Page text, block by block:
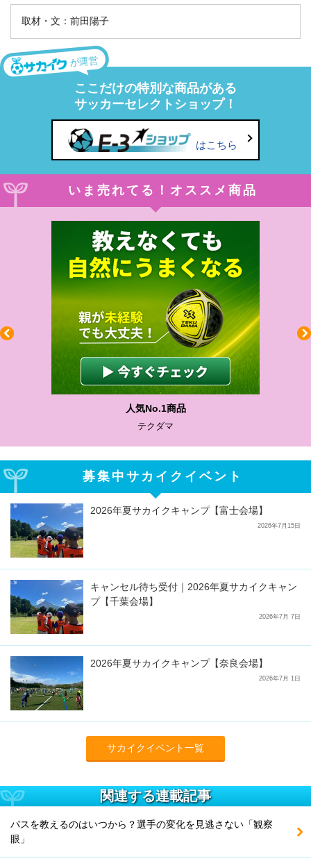
取材・文：前田陽子
が運営
ここだけの特別な商品がある
サッカーセレクトショップ！
はこちら
いま売れてる！オススメ商品
わかりやすい質問に沿って書ける
サカイクサッカーノート
募集中サカイクイベント
2026年夏サカイクキャンプ【富士会場】
2026年7月15日
キャンセル待ち受付｜2026年夏サカイクキャン
プ【千葉会場】
2026年7月 7日
2026年夏サカイクキャンプ【奈良会場】
2026年7月 1日
サカイクイベント一覧
関連する連載記事
パスを教えるのはいつから？選手の変化を見逃さない「観察
眼」